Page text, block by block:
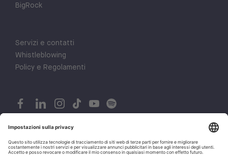
BigRock
Servizi e contatti
Whistleblowing
Policy e Regolamenti
© 2026 H-FARM. All rights reserved P.IVA 03944860265